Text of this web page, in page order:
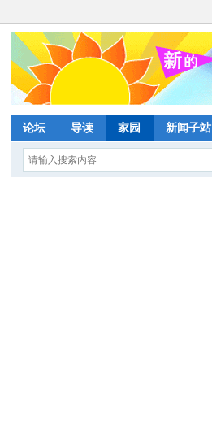
论坛 导读 家园 新闻子站